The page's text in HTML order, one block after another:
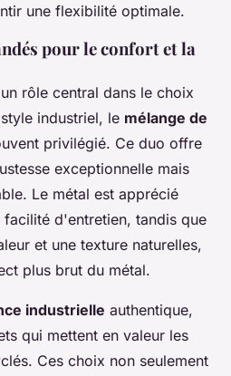
une flexibilité optimale.
pour le confort et la
rôle central dans le choix
industriel, le mélange de
privilégié. Ce duo offre
exceptionnelle mais
Le métal est apprécié
d'entretien, tandis que
et une texture naturelles,
plus brut du métal.
industrielle authentique,
qui mettent en valeur les
Ces choix non seulement